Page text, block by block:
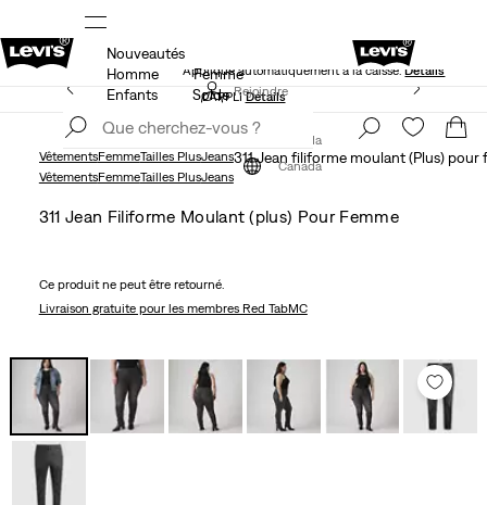
40 % DE RABAIS ADDITIONNEL SUR LES SOLDES.
Appliqué automatiquement à la caisse.Détails
Rejoindre
Canada
Nouveautés
Homme
Femme
Enfants
Solde
LE MEILLEUR DE LEVI'SMD – MAINTENANT DANS
L’APPLIDétails
maintenant
Canada
VêtementsFemmeTailles PlusJeans311 Jean filiforme moulant (Plus) pour
VêtementsFemmeTailles PlusJeans
311 Jean Filiforme Moulant (plus) Pour Femme
Ce produit ne peut être retourné.
Livraison gratuitepour les membres Red TabMC